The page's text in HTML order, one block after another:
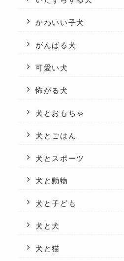
かわいい子犬
がんばる犬
可愛い犬
怖がる犬
犬とおもちゃ
犬とごはん
犬とスポーツ
犬と動物
犬と子ども
犬と犬
犬と猫